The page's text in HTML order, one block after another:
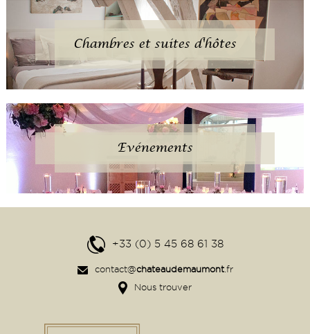
Chambres et suites d'hôtes
Evénements
+33 (0) 5 45 68 61 38
contact@chateaudemaumont.fr
Nous trouver